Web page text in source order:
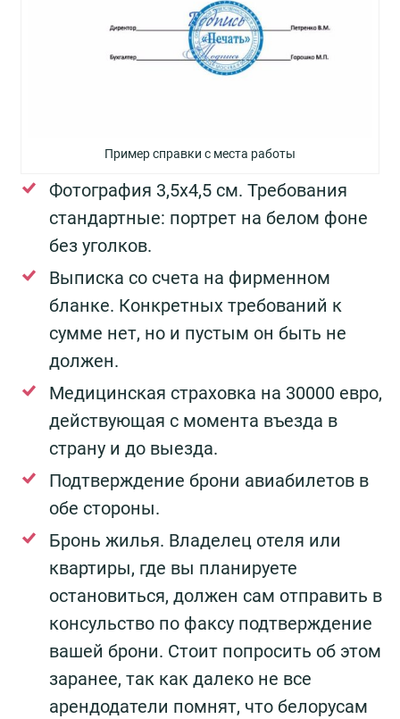
Пример справки с места работы
Фотография 3,5х4,5 см. Требования
стандартные: портрет на белом фоне
без уголков.
Выписка со счета на фирменном
бланке. Конкретных требований к
сумме нет, но и пустым он быть не
должен.
Медицинская страховка на 30000 евро,
действующая с момента въезда в
страну и до выезда.
Подтверждение брони авиабилетов в
обе стороны.
Бронь жилья. Владелец отеля или
квартиры, где вы планируете
остановиться, должен сам отправить в
консульство по факсу подтверждение
вашей брони. Стоит попросить об этом
заранее, так как далеко не все
арендодатели помнят, что белорусам